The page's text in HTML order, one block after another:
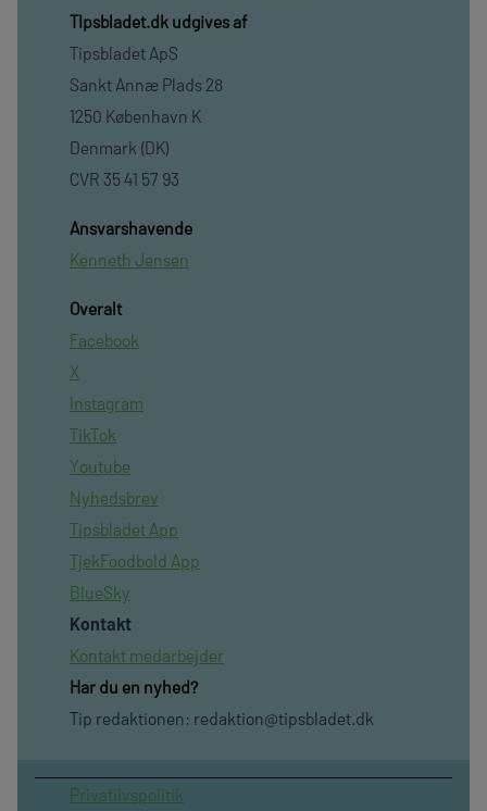
TIpsbladet.dk udgives af
Tipsbladet ApS
Sankt Annæ Plads 28
1250 København K
Denmark (DK)
CVR 35 41 57 93
Ansvarshavende
Kenneth Jensen
Overalt
Facebook
X
Instagram
TikTok
Youtube
Nyhedsbrev
Tipsbladet App
TjekFoodbold App
BlueSky
Kontakt
Kontakt medarbejder
Har du en nyhed?
Tip redaktionen: redaktion@tipsbladet.dk
Privatilvspolitik